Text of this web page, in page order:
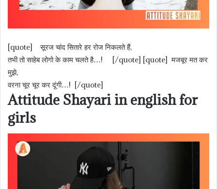
[quote] सूरज चांद सितारे हर रोज निकलते हैं,
तभी तो साहेब लोगो के काम चलते है…! [/quote] [quote] मजबूर मत कर
मुझे,
वरना चूर चूर कर दूंगी…! [/quote]
Attitude Shayari in english for
girls